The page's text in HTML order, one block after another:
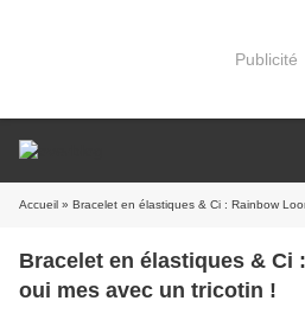
Publicité
Accueil » Bracelet en élastiques & Ci : Rainbow
Bracelet en élastiques & Ci
oui mes avec un tricotin !